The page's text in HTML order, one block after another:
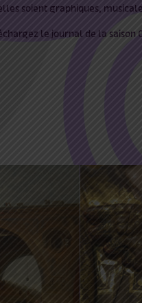
soient graphiques,
le journal de la saison
: les
Robert
28 Avr
2021
visite-
!’ –